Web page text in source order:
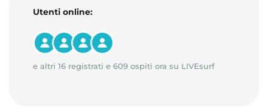
Utenti online:
e altri 16 registrati e 609 ospiti ora su LIVEsurf